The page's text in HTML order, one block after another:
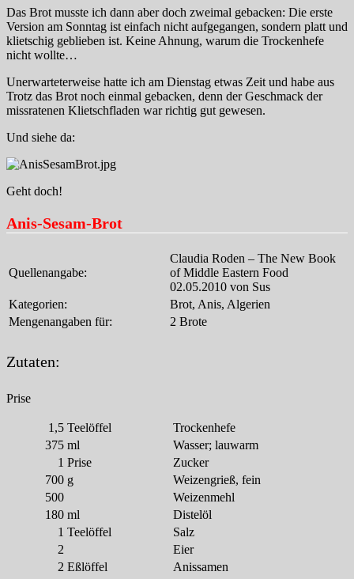
Das Brot musste ich dann aber doch zweimal gebacken: Die erste
Version am Sonntag ist einfach nicht aufgegangen, sondern platt und
klietschig geblieben ist. Keine Ahnung, warum die Trockenhefe
nicht wollte…
Unerwarteterweise hatte ich am Dienstag etwas Zeit und habe aus
Trotz das Brot noch einmal gebacken, denn der Geschmack der
missratenen Klietschfladen war richtig gut gewesen.
Und siehe da:
Geht doch!
Anis-Sesam-Brot
Quellenangabe:
Claudia Roden – The New Book
of Middle Eastern Food
02.05.2010 von Sus
Kategorien:
Brot, Anis, Algerien
Mengenangaben für:
2 Brote
Zutaten:
Prise
1,5 Teelöffel
Trockenhefe
375 ml
Wasser; lauwarm
1 Prise
Zucker
700 g
Weizengrieß, fein
500
Weizenmehl
180 ml
Distelöl
1 Teelöffel
Salz
2
Eier
2 Eßlöffel
Anissamen